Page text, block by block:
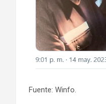
Fuente: Winfo.